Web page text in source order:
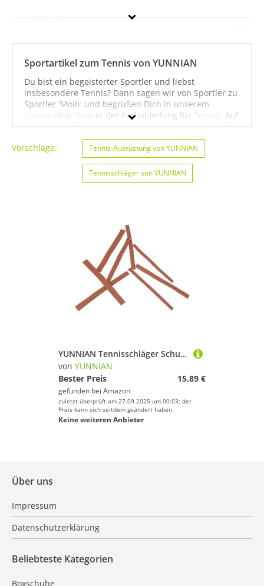
Preis
Farbe
Sportartikel zum Tennis von YUNNIAN
Du bist ein begeisterter Sportler und liebst
insbesondere Tennis? Dann sagen wir von Sportler zu
Sportler 'Moin' und begrüßen Dich in unserem
Sportartikel-Shop in der Fachabteilung für Tennis . Auf
dieser Seite findest Du unser gesamtes Sortiment der
Marke YUNNIAN speziell für die Sportart Tennis. Du
kannst die Auswahl weiter einschränken, zum Beispiel
Angeln von YUNNIANoderBadminton von
. Wenn Du dagegen nicht gezielt für die
Sportart Tennis suchst, kannst Du Dich auch auf
Spaß und Erfolg beim Tennis!
Vorschläge: Tennis-Ausrüstung von YUNNIAN
Tennisschläger von YUNNIAN
YUNNIAN Tennisschläger Schutz Lederpolster Verhindern Bruch Mit Stoßdämpfungstechnologie Für Sportschläger Schläger Stoßdämpfungspads
von YUNNIAN
Bester Preis
15,89 €
gefunden bei Amazon
zuletzt überprüft am 27.09.2025 um 00:03; der
Preis kann sich seitdem geändert haben.
Keine weiteren Anbieter
Über uns
Impressum
Datenschutzerklärung
Beliebteste Kategorien
Boxschuhe